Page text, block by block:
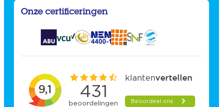
Onze certificeringen